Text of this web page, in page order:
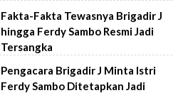
Fakta-Fakta Tewasnya Brigadir J
hingga Ferdy Sambo Resmi Jadi
Tersangka
Pengacara Brigadir J Minta Istri
Ferdy Sambo Ditetapkan Jadi